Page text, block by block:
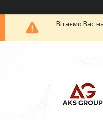
Вітаємо Вас